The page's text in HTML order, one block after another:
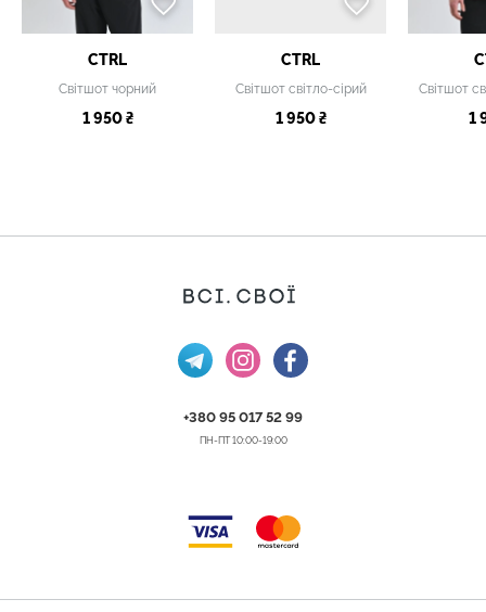
CTRL
Світшот чорний
1 950 ₴
CTRL
Світшот світло-сірий
1 950 ₴ 1
+380 95 017 52 99
ПН-ПТ 10:00-19:00